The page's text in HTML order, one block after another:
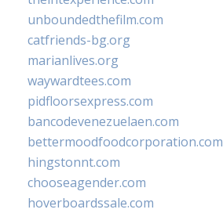
unboundedthefilm.com
catfriends-bg.org
marianlives.org
waywardtees.com
pidfloorsexpress.com
bancodevenezuelaen.com
bettermoodfoodcorporation.com
hingstonnt.com
chooseagender.com
hoverboardssale.com